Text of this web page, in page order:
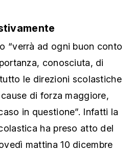
“verrà ad ogni buon conto
conosciuta, di
le direzioni scolastiche
di forza maggiore,
in questione”. Infatti la
ha preso atto del
mattina 10 dicembre